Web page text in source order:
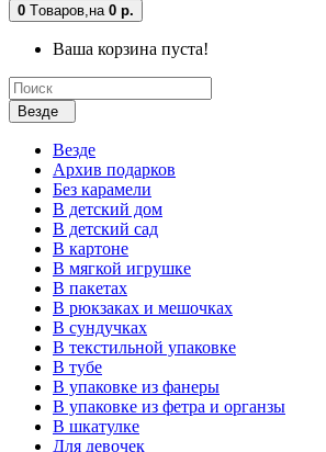
0 Tоваров, на 0 р.
Ваша корзина пуста!
Везде
Везде
Архив подарков
Без карамели
В детский дом
В детский сад
В картоне
В мягкой игрушке
В пакетах
В рюкзаках и мешочках
В сундучках
В текстильной упаковке
В тубе
В упаковке из фанеры
В упаковке из фетра и органзы
В шкатулке
Для девочек